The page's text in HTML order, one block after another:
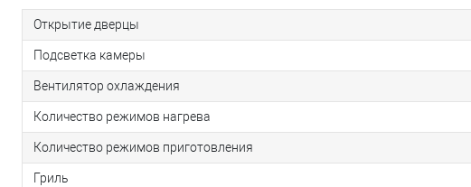
Открытие дверцы
Подсветка камеры
Вентилятор охлаждения
Количество режимов нагрева
Количество режимов приготовления
Гриль